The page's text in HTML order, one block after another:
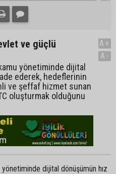
ve güçlü
yönetiminde dijital
ederek, hedeflerinin
ve şeffaf hizmet sunan
oluşturmak olduğunu
A+
A-
dijital dönüşümün hız